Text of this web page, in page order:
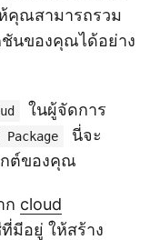
คุณสามารถรวม
ชันของคุณได้อย่าง
ในผู้จัดการ
Package
นี่จะ
กต์ของคุณ
ก cloud
มีอยู่ ให้สร้าง